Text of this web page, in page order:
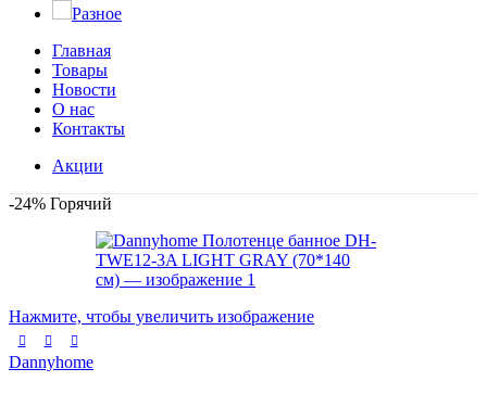
Разное
Главная
Товары
Новости
О нас
Контакты
Акции
-24% Горячий
Нажмите, чтобы увеличить изображение
Dannyhome